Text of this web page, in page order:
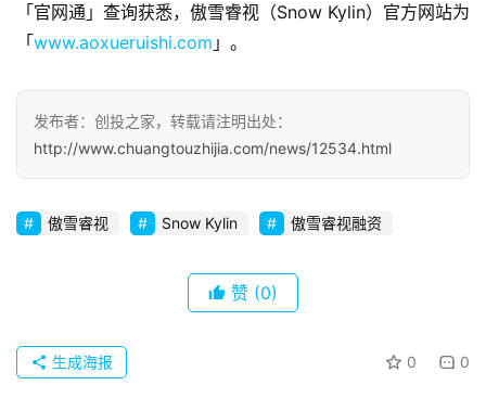
业
观
初
创
业
布
登录
投稿
「官网通」查询获悉，傲雪睿视（Snow Kylin）官方网站为
「www.aoxueruishi.com 」。
发布者：创投之家，转载请注明出处：
http://www.chuangtouzhijia.com/news/12534.html
傲雪睿视 Snow Kylin 傲雪睿视融资
赞 (0)
0 0
生成海报